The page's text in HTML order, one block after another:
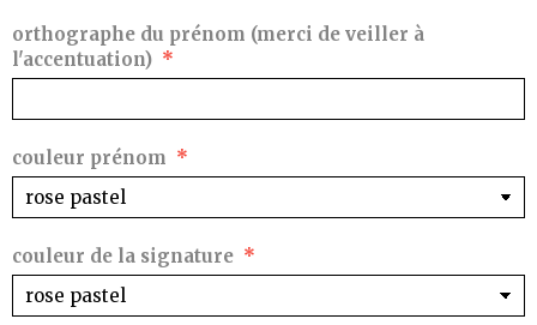
orthographe du prénom (merci de veiller à
l'accentuation)
couleur prénom
couleur de la signature